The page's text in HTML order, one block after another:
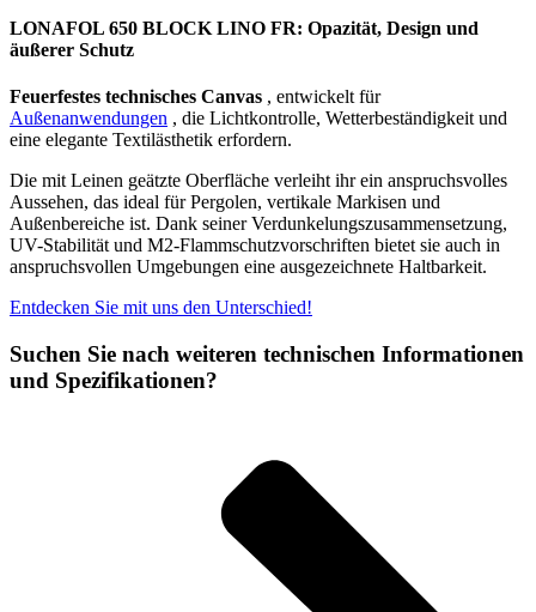
LONAFOL 650 BLOCK LINO FR: Opazität, Design und
äußerer Schutz
Feuerfestes technisches Canvas , entwickelt für
Außenanwendungen , die Lichtkontrolle, Wetterbeständigkeit und
eine elegante Textilästhetik erfordern.
Die mit Leinen geätzte Oberfläche verleiht ihr ein anspruchsvolles
Aussehen, das ideal für Pergolen, vertikale Markisen und
Außenbereiche ist. Dank seiner Verdunkelungszusammensetzung,
UV-Stabilität und M2-Flammschutzvorschriften bietet sie auch in
anspruchsvollen Umgebungen eine ausgezeichnete Haltbarkeit.
Entdecken Sie mit uns den Unterschied!
Suchen Sie nach weiteren technischen Informationen
und Spezifikationen?